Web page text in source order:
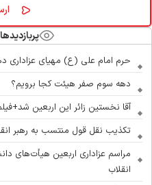
پربازدیدها
حرم امام علی (ع) مهیای عزاداری
دهه سوم صفر هیئت کجا برویم؟
آقا نخستین زائر این اربعین شد+فیلم
تکذیب نقل قول منتسب به رهبر
مراسم عزاداری اربعین هیأت‌های
انقلاب